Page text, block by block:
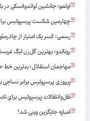
اولمو؛ جانشین لواندوفسکی در بازی
چهارمین شکست پرسپولیس
رسمی: کسر یک امتیاز از چادرملو
رونالدو؛ بهترین گل‌زن لیگ عربستان
مهاجمان استقلال؛ بدترین خط
پیروزی پرسپولیس برابر نساجی با نتیجه
نقل‌وانتقالات پرسپولیس برای تابستان
امباپه جایگزین وینی شد!